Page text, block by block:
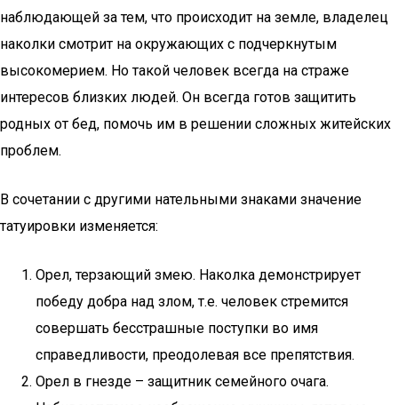
наблюдающей за тем, что происходит на земле, владелец
наколки смотрит на окружающих с подчеркнутым
высокомерием. Но такой человек всегда на страже
интересов близких людей. Он всегда готов защитить
родных от бед, помочь им в решении сложных житейских
проблем.
В сочетании с другими нательными знаками значение
татуировки изменяется:
Орел, терзающий змею. Наколка демонстрирует
победу добра над злом, т.е. человек стремится
совершать бесстрашные поступки во имя
справедливости, преодолевая все препятствия.
Орел в гнезде – защитник семейного очага.